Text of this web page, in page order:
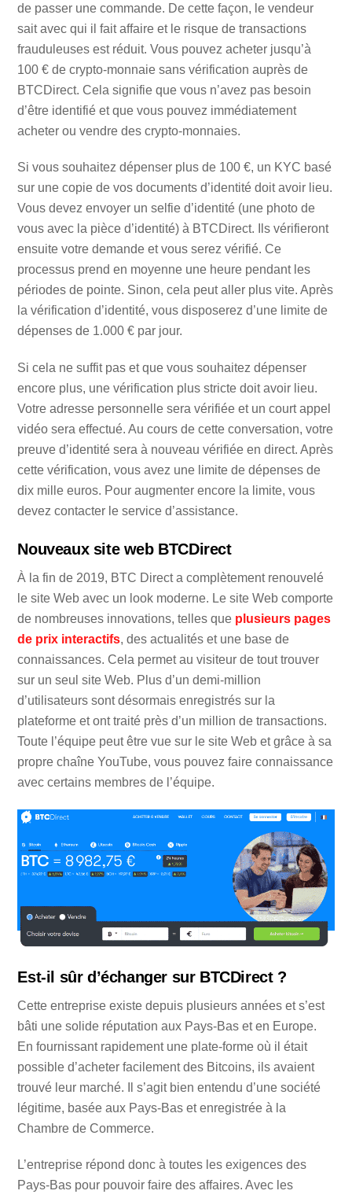
de passer une commande. De cette façon, le vendeur
sait avec qui il fait affaire et le risque de transactions
frauduleuses est réduit. Vous pouvez acheter jusqu’à
100 € de crypto-monnaie sans vérification auprès de
BTCDirect. Cela signifie que vous n’avez pas besoin
d’être identifié et que vous pouvez immédiatement
acheter ou vendre des crypto-monnaies.
Si vous souhaitez dépenser plus de 100 €, un KYC basé
sur une copie de vos documents d’identité doit avoir lieu.
Vous devez envoyer un selfie d’identité (une photo de
vous avec la pièce d’identité) à BTCDirect. Ils vérifieront
ensuite votre demande et vous serez vérifié. Ce
processus prend en moyenne une heure pendant les
périodes de pointe. Sinon, cela peut aller plus vite. Après
la vérification d’identité, vous disposerez d’une limite de
dépenses de 1.000 € par jour.
Si cela ne suffit pas et que vous souhaitez dépenser
encore plus, une vérification plus stricte doit avoir lieu.
Votre adresse personnelle sera vérifiée et un court appel
vidéo sera effectué. Au cours de cette conversation, votre
preuve d’identité sera à nouveau vérifiée en direct. Après
cette vérification, vous avez une limite de dépenses de
dix mille euros. Pour augmenter encore la limite, vous
devez contacter le service d’assistance.
Nouveaux site web BTCDirect
À la fin de 2019, BTC Direct a complètement renouvelé
le site Web avec un look moderne. Le site Web comporte
de nombreuses innovations, telles que plusieurs pages
de prix interactifs, des actualités et une base de
connaissances. Cela permet au visiteur de tout trouver
sur un seul site Web. Plus d’un demi-million
d’utilisateurs sont désormais enregistrés sur la
plateforme et ont traité près d’un million de transactions.
Toute l’équipe peut être vue sur le site Web et grâce à sa
propre chaîne YouTube, vous pouvez faire connaissance
avec certains membres de l’équipe.
Est-il sûr d’échanger sur BTCDirect ?
Cette entreprise existe depuis plusieurs années et s’est
bâti une solide réputation aux Pays-Bas et en Europe.
En fournissant rapidement une plate-forme où il était
possible d’acheter facilement des Bitcoins, ils avaient
trouvé leur marché. Il s’agit bien entendu d’une société
légitime, basée aux Pays-Bas et enregistrée à la
Chambre de Commerce.
L’entreprise répond donc à toutes les exigences des
Pays-Bas pour pouvoir faire des affaires. Avec les